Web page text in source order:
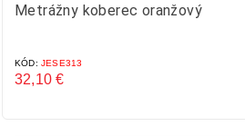
Metrážny koberec oranžový
KÓD: JESE313
32,10 €